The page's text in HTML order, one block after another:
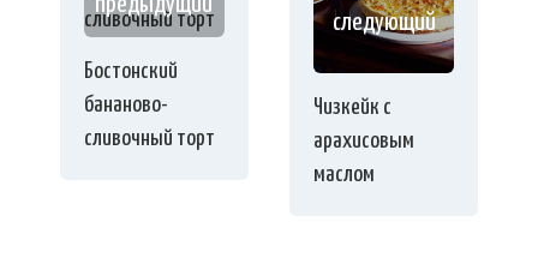
Бостонский
бананово-
сливочный торт
следующий
Чизкейк с
арахисовым
маслом